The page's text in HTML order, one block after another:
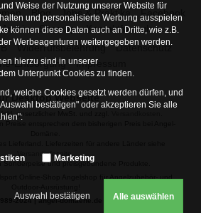
Blog Jobs & Praktika
Facebook
Archiv Sitemap
Kontaktformular
Widerrufsbelehrung
Datenschutz
Entsorgung
Impressum
Desktop Webseite
gesetzlicher MwSt. und zzgl.
Versandinfoseite.
und preisgebundene Produkte.
2024 | angel-domaene.de
Weise der Nutzung unserer Website für
und personalisierte Werbung ausspielen
können diese Daten auch an Dritte, wie z.B.
Werbeagenturen weitergegeben werden.
hierzu sind in unserer
Unterpunkt Cookies zu finden.
welche Cookies gesetzt werden dürfen, und
bestätigen" oder akzeptieren Sie alle
werden kann
Marketing
Auswahl bestätigen Alle auswählen